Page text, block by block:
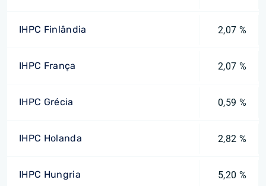
IHPC Finlândia 2,07 %
IHPC França 2,07 %
IHPC Grécia 0,59 %
IHPC Holanda 2,82 %
IHPC Hungria 5,20 %